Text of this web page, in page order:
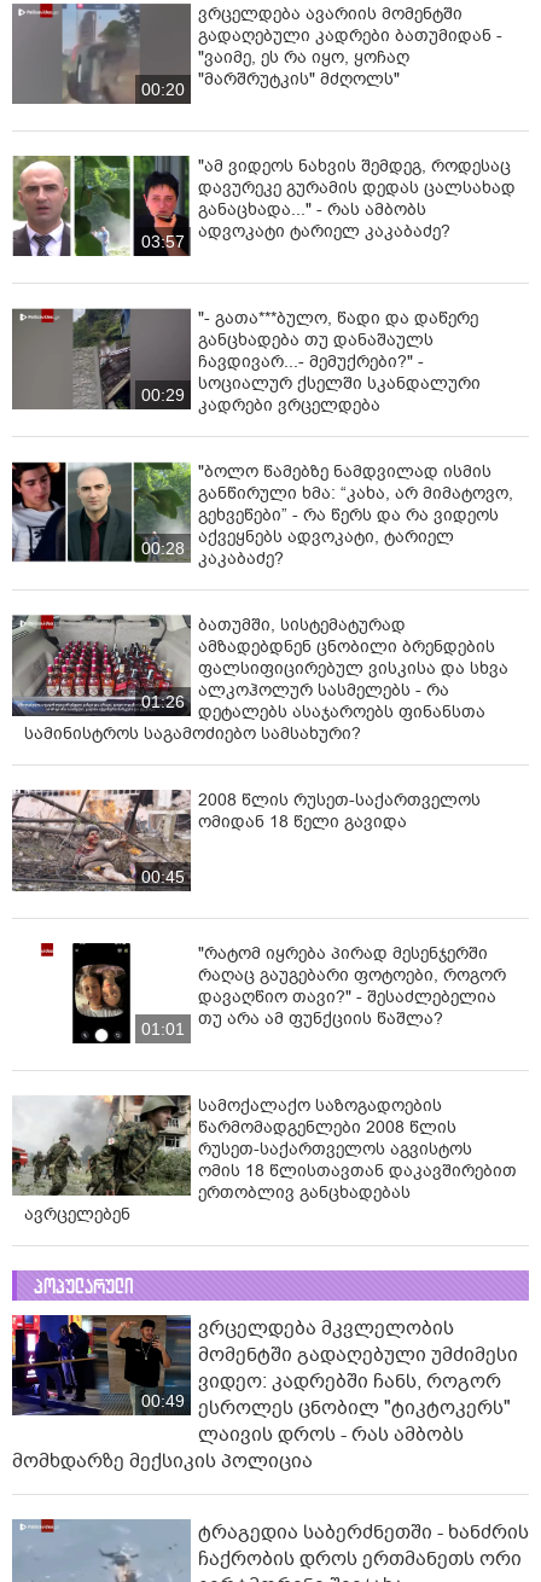
00:20
ვრცელდება ავარიის მომენტში
გადაღებული კადრები ბათუმიდან -
"ვაიმე, ეს რა იყო, ყოჩაღ
"მარშრუტკის" მძღოლს"
03:57
"ამ ვიდეოს ნახვის შემდეგ, როდესაც
დავურეკე გურამის დედას ცალსახად
განაცხადა..." - რას ამბობს
ადვოკატი ტარიელ კაკაბაძე?
00:29
"- გათა***ბულო, წადი და დაწერე
განცხადება თუ დანაშაულს
ჩავდივარ...- მემუქრები?" -
სოციალურ ქსელში სკანდალური
კადრები ვრცელდება
00:28
"ბოლო წამებზე ნამდვილად ისმის
განწირული ხმა: “კახა, არ მიმატოვო,
გეხვეწები” - რა წერს და რა ვიდეოს
აქვეყნებს ადვოკატი, ტარიელ
კაკაბაძე?
01:26
ბათუმში, სისტემატურად
ამზადებდნენ ცნობილი ბრენდების
ფალსიფიცირებულ ვისკისა და სხვა
ალკოჰოლურ სასმელებს - რა
დეტალებს ასაჯაროებს ფინანსთა
სამინისტროს საგამოძიებო სამსახური?
00:45
2008 წლის რუსეთ-საქართველოს
ომიდან 18 წელი გავიდა
01:01
"რატომ იყრება პირად მესენჯერში
რაღაც გაუგებარი ფოტოები, როგორ
დავაღწიო თავი?" - შესაძლებელია
თუ არა ამ ფუნქციის წაშლა?
სამოქალაქო საზოგადოების
წარმომადგენლები 2008 წლის
რუსეთ-საქართველოს აგვისტოს
ომის 18 წლისთავთან დაკავშირებით
ერთობლივ განცხადებას
ავრცელებენ
პოპულარული
00:49
ვრცელდება მკვლელობის
მომენტში გადაღებული უმძიმესი
ვიდეო: კადრებში ჩანს, როგორ
ესროლეს ცნობილ "ტიკტოკერს"
ლაივის დროს - რას ამბობს
მომხდარზე მექსიკის პოლიცია
ტრაგედია საბერძნეთში - ხანძრის
ჩაქრობის დროს ერთმანეთს ორი